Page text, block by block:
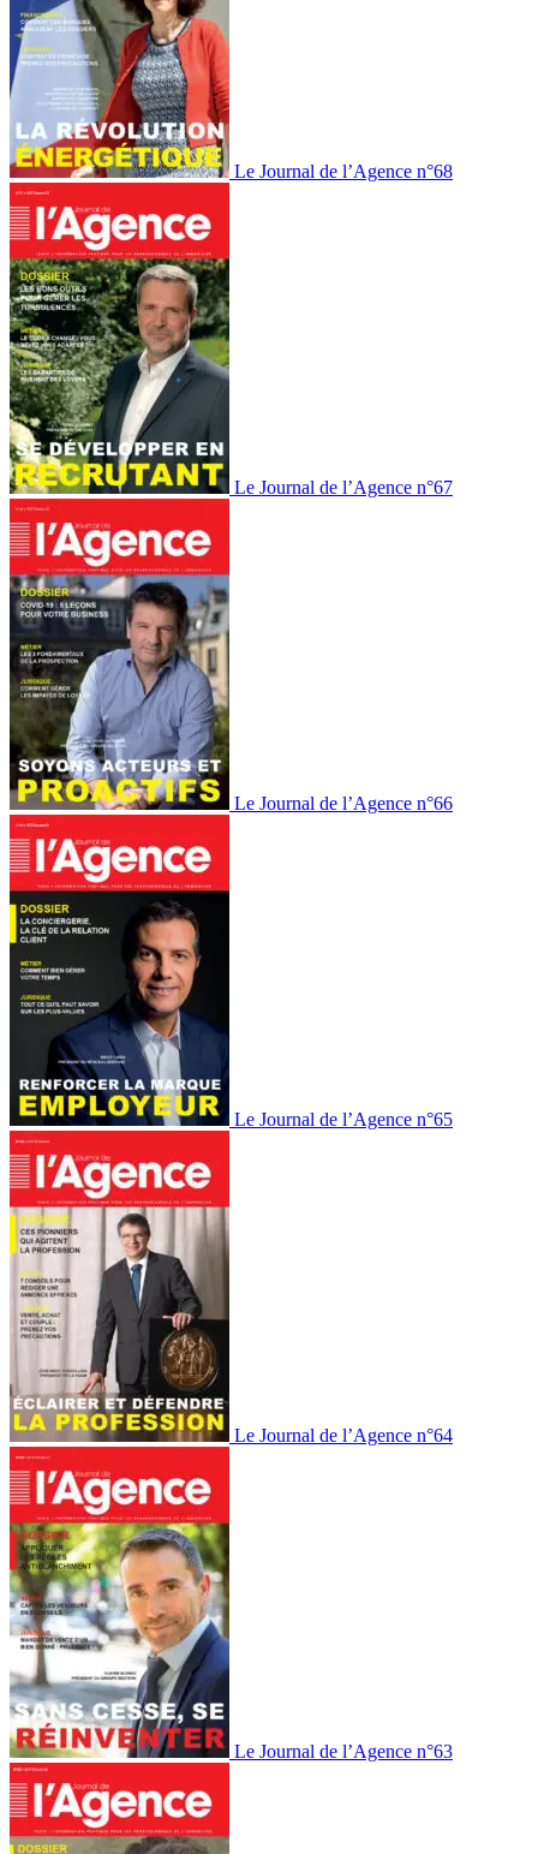
Le Journal de l’Agence n°68
Le Journal de l’Agence n°67
Le Journal de l’Agence n°66
Le Journal de l’Agence n°65
Le Journal de l’Agence n°64
Le Journal de l’Agence n°63